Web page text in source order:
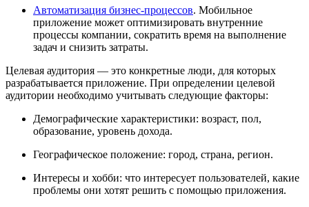
Автоматизация бизнес-процессов. Мобильное
приложение может оптимизировать внутренние
процессы компании, сократить время на выполнение
задач и снизить затраты.
Целевая аудитория — это конкретные люди, для которых
разрабатывается приложение. При определении целевой
аудитории необходимо учитывать следующие факторы:
Демографические характеристики: возраст, пол,
образование, уровень дохода.
Географическое положение: город, страна, регион.
Интересы и хобби: что интересует пользователей, какие
проблемы они хотят решить с помощью приложения.